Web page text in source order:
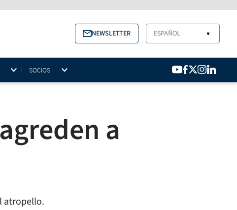
NEWSLETTER ESPAÑOL ▼
SOCIOS
a
atropello.